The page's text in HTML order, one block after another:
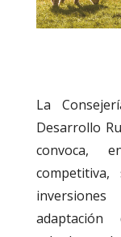
La
Desarrollo
convoca,
competitiva,